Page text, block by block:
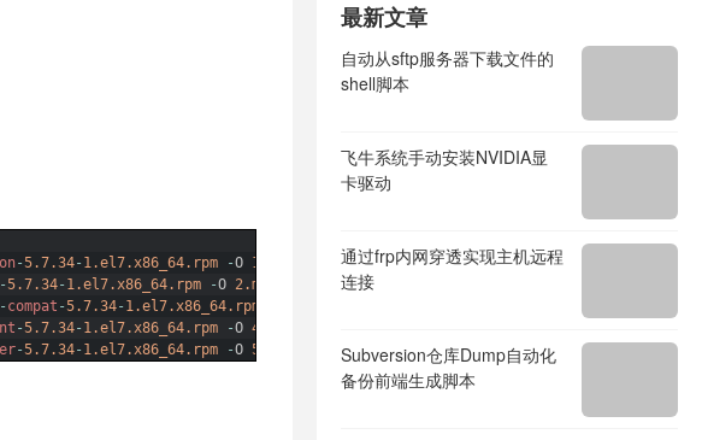
-5.7.34-1.el7.x86_64.rpm -O 1.mysql community-common-5.7-1.el7.x86_64.rpm
-5.7.34- 1.el7.x86_64.rpm -O 2.mysql community
-compat -5.7.34-1.el7.x86_64.rpm
-5.7.34- 1.el7.x86_64.rpm -O 4.mysql
-5.7.34-1.el7.x86_64.rpm -O 5.mysql community-server-5.7-1.el7.x86_64.rpm
最新文章
自动从sftp服务器下载文件的
shell脚本
飞牛系统手动安装NVIDIA显
卡驱动
通过frp内网穿透实现主机远程
连接
Subversion仓库Dump自动化
备份前端生成脚本